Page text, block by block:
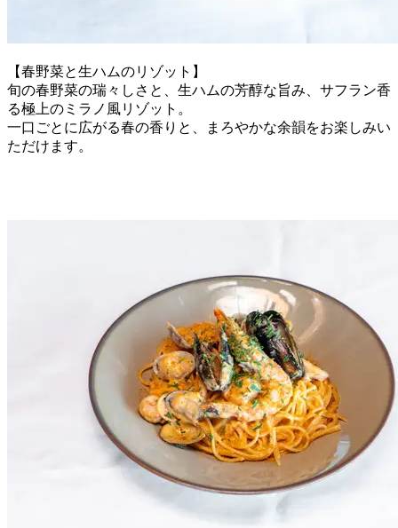
【春野菜と生ハムのリゾット】
旬の春野菜の瑞々しさと、生ハムの芳醇な旨み、サフラン香
る極上のミラノ風リゾット。
一口ごとに広がる春の香りと、まろやかな余韻をお楽しみい
ただけます。